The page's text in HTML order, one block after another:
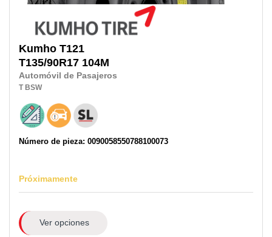
Kumho T121
T135/90R17 104M
Automóvil de Pasajeros
T BSW
Número de pieza: 0090058550788100073
Próximamente
Ver opciones